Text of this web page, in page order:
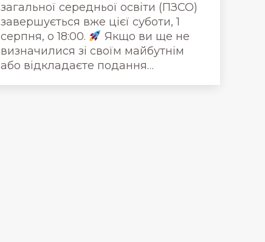
загальної середньої освіти (ПЗСО)
завершується вже цієї суботи, 1
серпня, о 18:00.
Якщо ви ще не
визначилися зі своїм майбутнім
або відкладаєте подання…